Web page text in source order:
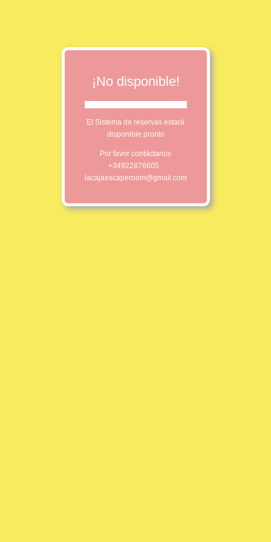
¡No disponible!
El Sistema de reservas estará
disponible pronto
Por favor contáctanos
+34922876605
lacajaescaperoom@gmail.com